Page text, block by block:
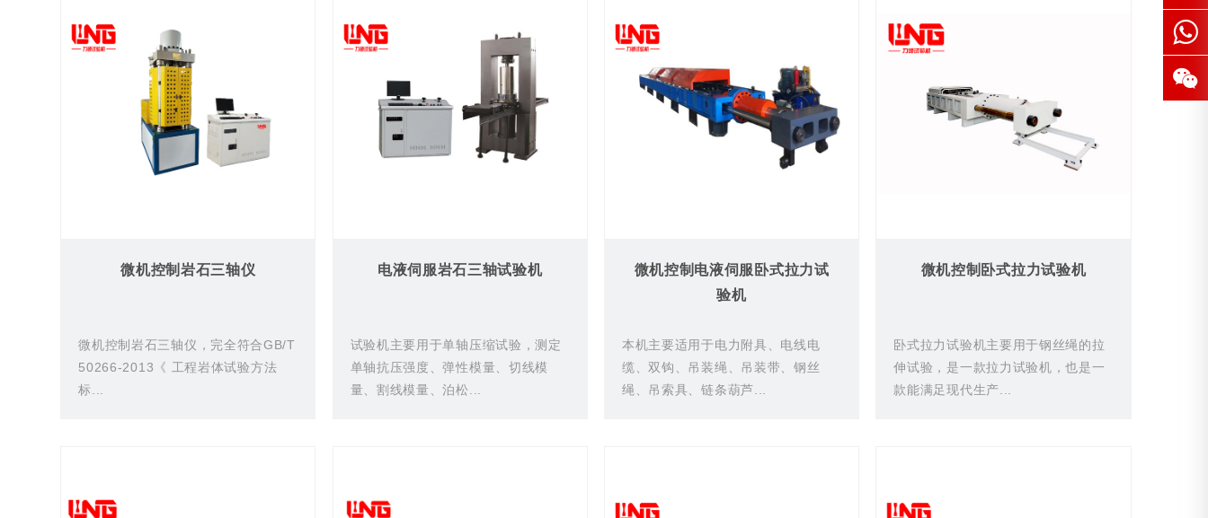
微机控制岩石三轴仪
微机控制岩石三轴仪，完全符合GB/T
50266-2013《 工程岩体试验方法
标...
电液伺服岩石三轴试验机
试验机主要用于单轴压缩试验，测定
单轴抗压强度、弹性模量、切线模
量、割线模量、泊松...
微机控制电液伺服卧式拉力试
验机
本机主要适用于电力附具、电线电
缆、双钩、吊装绳、吊装带、钢丝
绳、吊索具、链条葫芦...
微机控制卧式拉力试验机
卧式拉力试验机主要用于钢丝绳的拉
伸试验，是一款拉力试验机，也是一
款能满足现代生产...